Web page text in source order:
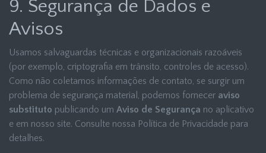
9. Segurança de Dados e
Avisos
Usamos salvaguardas técnicas e organizacionais razoáveis
(por exemplo, criptografia em trânsito, controles de acesso).
Como não coletamos informações de contato, se surgir um
problema de segurança material, podemos fornecer aviso
substituto publicando um Aviso de Segurança no aplicativo
e em nosso site. Consulte nossa Política de Privacidade para
detalhes.